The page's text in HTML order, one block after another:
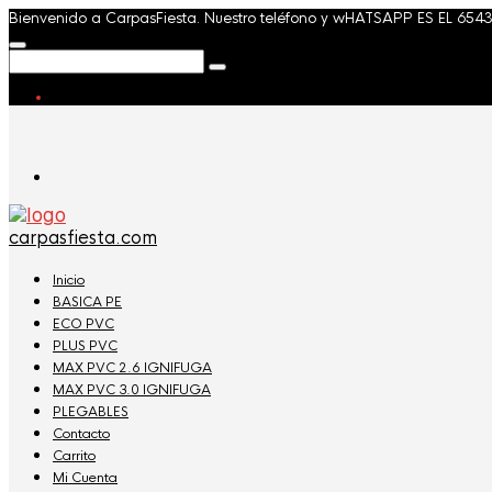
Bienvenido a CarpasFiesta. Nuestro teléfono y wHATSAPP ES EL
carpasfiesta.com
Inicio
BASICA PE
ECO PVC
PLUS PVC
MAX PVC 2.6 IGNIFUGA
MAX PVC 3.0 IGNIFUGA
PLEGABLES
Contacto
Carrito
Mi Cuenta